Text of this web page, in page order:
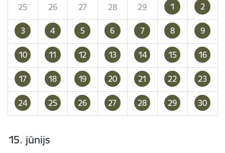
25
26 27 28 29 1 2
3 4 5 6 7 8 9
10 11 12 13 14 15 16
17 18 19 20 21 22 23
24 25 26 27 28 29 30
15. jūnijs